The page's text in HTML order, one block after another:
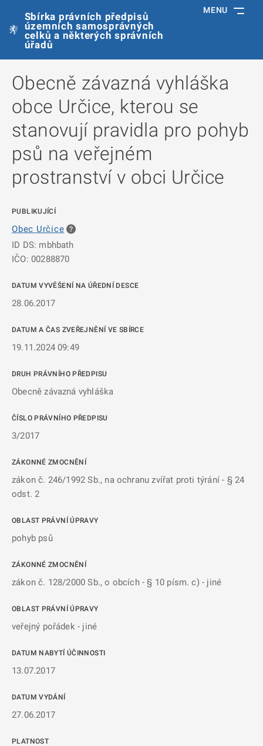
Sbírka právních předpisů
územních samosprávných
celků a některých správních
úřadů
MENU
Obecně závazná vyhláška
obce Určice, kterou se
stanovují pravidla pro pohyb
psů na veřejném
prostranství v obci Určice
PUBLIKUJÍCÍ
Obec Určice
ID DS: mbhbath
IČO: 00288870
DATUM VYVĚŠENÍ NA ÚŘEDNÍ DESCE
28.06.2017
DATUM A ČAS ZVEŘEJNĚNÍ VE SBÍRCE
19.11.2024 09:49
DRUH PRÁVNÍHO PŘEDPISU
Obecně závazná vyhláška
ČÍSLO PRÁVNÍHO PŘEDPISU
3/2017
ZÁKONNÉ ZMOCNĚNÍ
zákon č. 246/1992 Sb., na ochranu zvířat proti týrání - § 24
odst. 2
OBLAST PRÁVNÍ ÚPRAVY
pohyb psů
ZÁKONNÉ ZMOCNĚNÍ
zákon č. 128/2000 Sb., o obcích - § 10 písm. c) - jiné
OBLAST PRÁVNÍ ÚPRAVY
veřejný pořádek - jiné
DATUM NABYTÍ ÚČINNOSTI
13.07.2017
DATUM VYDÁNÍ
27.06.2017
PLATNOST